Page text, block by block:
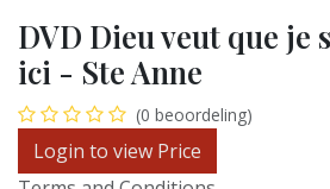
DVD Dieu veut que je
ici - Ste Anne
(0 beoordeling)
Login to view Price